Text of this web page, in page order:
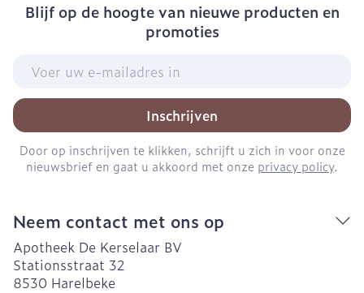
Blijf op de hoogte van nieuwe producten en
promoties
Inschrijven
Door op inschrijven te klikken, schrijft u zich in voor onze
nieuwsbrief en gaat u akkoord met onze privacy policy.
Neem contact met ons op
Apotheek De Kerselaar BV
Stationsstraat 32
8530 Harelbeke